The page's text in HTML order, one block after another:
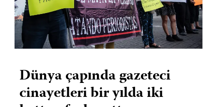
Dünya çapında gazeteci
cinayetleri bir yılda iki